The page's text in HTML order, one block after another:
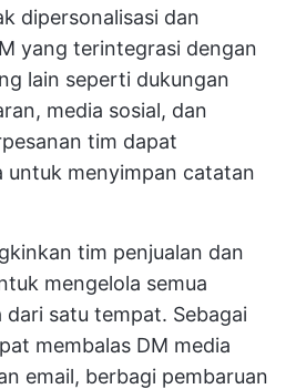
dipersonalisasi dan
yang terintegrasi dengan
lain seperti dukungan
media sosial, dan
tim dapat
untuk menyimpan catatan
tim penjualan dan
mengelola semua
dari satu tempat. Sebagai
membalas DM media
email, berbagi pembaruan